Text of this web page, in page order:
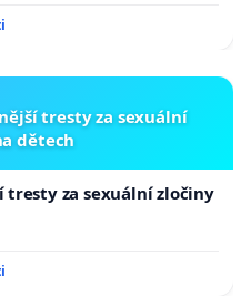
na prezidenta
tresty za sexuální
dětech
tresty za sexuální zločiny